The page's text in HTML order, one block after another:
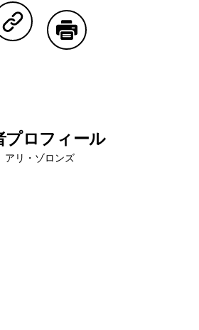
Copy Linkで共有する
プロフィール
アリ・ゾロンズ